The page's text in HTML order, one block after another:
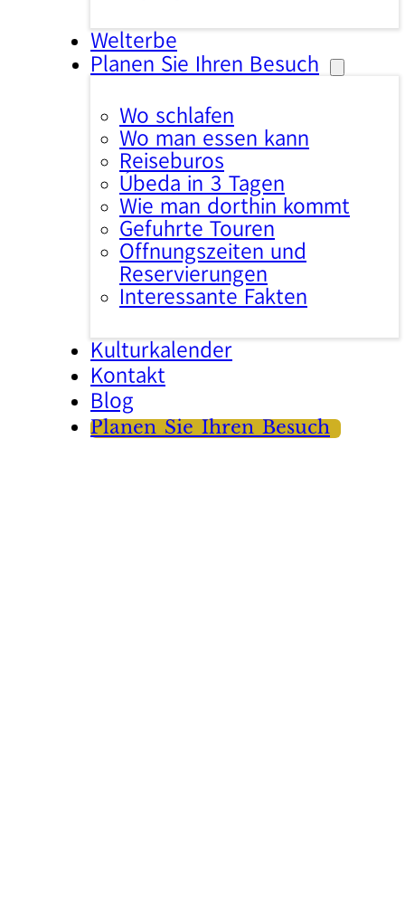
Welterbe
Planen Sie Ihren Besuch
Wo schlafen
Wo man essen kann
Reisebüros
Úbeda in 3 Tagen
Wie man dorthin kommt
Geführte Touren
Öffnungszeiten und
Reservierungen
Interessante Fakten
Kulturkalender
Kontakt
Blog
Planen Sie Ihren Besuch